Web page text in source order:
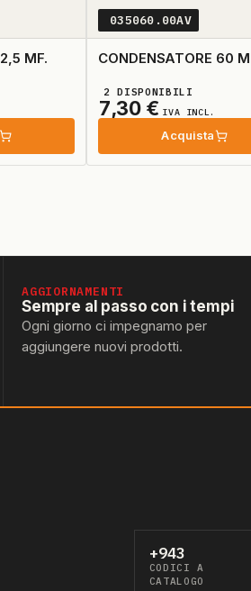
CONDENSATORE 2,5 MF.
035060.00AV
CONDENSATORE 60
7,30 € IVA INCL.
Acquista
2 DISPONIBILI
AGGIORNAMENTI
Sempre al passo con i tempi
Ogni giorno ci impegnamo per
aggiungere nuovi prodotti.
+943
CODICI A
CATALOGO